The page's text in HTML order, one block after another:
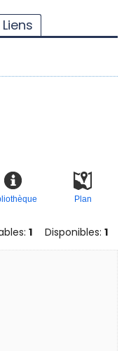
Liens
Plan
1 Disponibles:1